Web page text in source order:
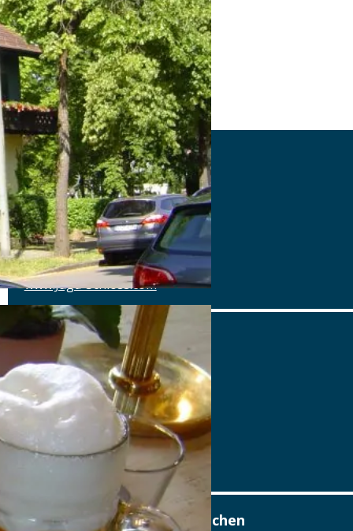
Jagdschloss
Alte Allee 21, 81245 München
Tel.: Tel.: 089-820820
Details
www.Jagd-Schloss.com
Jagdschloss
Alte Allee 21, 81245 München
Tel.: Tel.: 089-820820
Details
www.Jagd-Schloss.com
Airbräu am Flughafen München